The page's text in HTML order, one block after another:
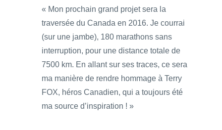
« Mon prochain grand projet sera la
traversée du Canada en 2016. Je courrai
(sur une jambe), 180 marathons sans
interruption, pour une distance totale de
7500 km. En allant sur ses traces, ce sera
ma manière de rendre hommage à Terry
FOX, héros Canadien, qui a toujours été
ma source d’inspiration ! »